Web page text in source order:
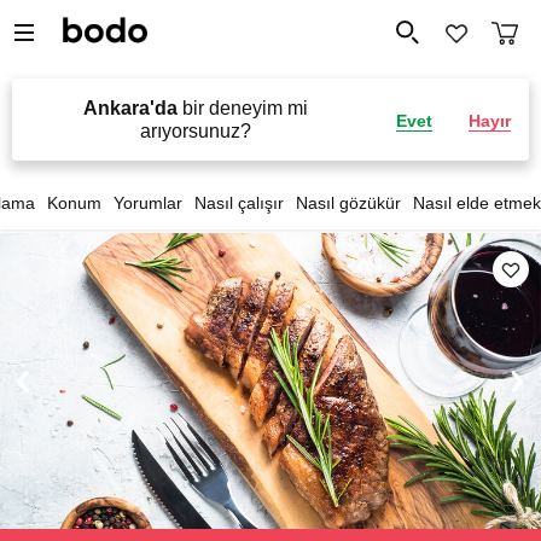
Ankara'dabir deneyim mi
arıyorsunuz?
Evet Hayır
Konum Yorumlar Nasıl çalışır Nasıl gözükür Nasıl elde etmek